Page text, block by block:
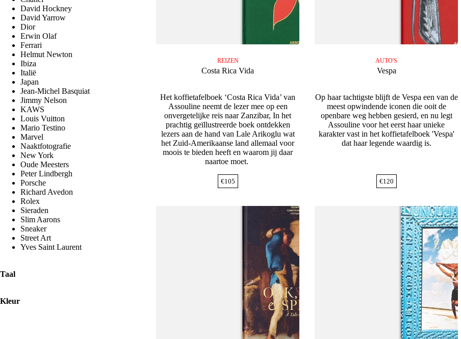
REIZEN
Costa Rica Vida
Het koffietafelboek ‘Costa Rica Vida’ van
Assouline neemt de lezer mee op een
onvergetelijke reis naar Zanzibar, In het
prachtig geïllustreerde boek ontdekken
lezers aan de hand van Lale Arikoglu wat
het Zuid-Amerikaanse land allemaal voor
moois te bieden heeft en waarom jij daar
naartoe moet.
€105
AUTO'S
Vespa
Op haar tachtigste blijft de Vespa een van de
meest opwindende iconen die ooit de
openbare weg hebben gesierd, en nu legt
Assouline voor het eerst haar unieke
karakter vast in het koffietafelboek 'Vespa'
dat haar legende waardig is.
€120
David Hockney
David Yarrow
Dior
Erwin Olaf
Ferrari
Helmut Newton
Ibiza
Italië
Japan
Jean-Michel Basquiat
Jimmy Nelson
KAWS
Louis Vuitton
Mario Testino
Marvel
Naaktfotografie
New York
Oude Meesters
Peter Lindbergh
Porsche
Richard Avedon
Rolex
Sieraden
Slim Aarons
Sneaker
Street Art
Yves Saint Laurent
Taal
Kleur